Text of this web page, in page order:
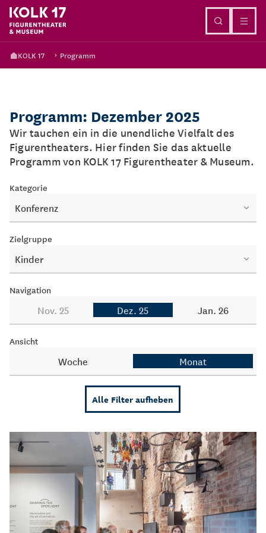
KOLK 17 Programm
Programm: Dezember 2025
Wir tauchen ein in die unendliche Vielfalt des
Figurentheaters. Hier finden Sie das aktuelle
Programm von KOLK 17 Figurentheater & Museum.
Kategorie
Konferenz
Zielgruppe
Kinder
Navigation
Nov. 25 Dez. 25 Jan. 26
Ansicht
Woche Monat
Alle Filter aufheben